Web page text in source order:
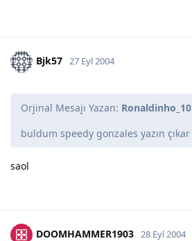
Bjk57 27 Eyl 2004
Orjinal Mesajı Yazan: Ronaldinho_10
buldum speedy gonzales yazın çıkar
saol
DOOMHAMMER1903 28 Eyl 2004